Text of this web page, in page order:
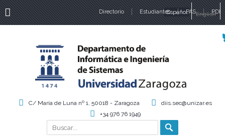
Directorio Estudiantes PAS PDI
Idiomas
Español English
Buscar
C/ María de Luna nº 1, 50018 - Zaragoza
diis.sec@unizar.es
+34 976 76 1949